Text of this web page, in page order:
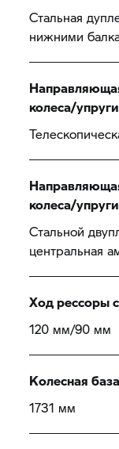
Стальная
нижними
колеса/
колеса/
Стальной
центральная
Ход рессоры
120 мм/90 мм
Колесная база
1731 мм